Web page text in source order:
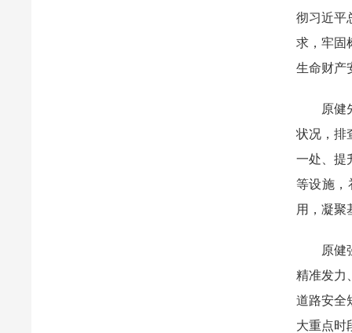
彻习近平
求，牢固
生命财产
原健先
状况，排
一处、提
等设施，
用，凝聚
原健强
精准发力
道路安全
大重点时